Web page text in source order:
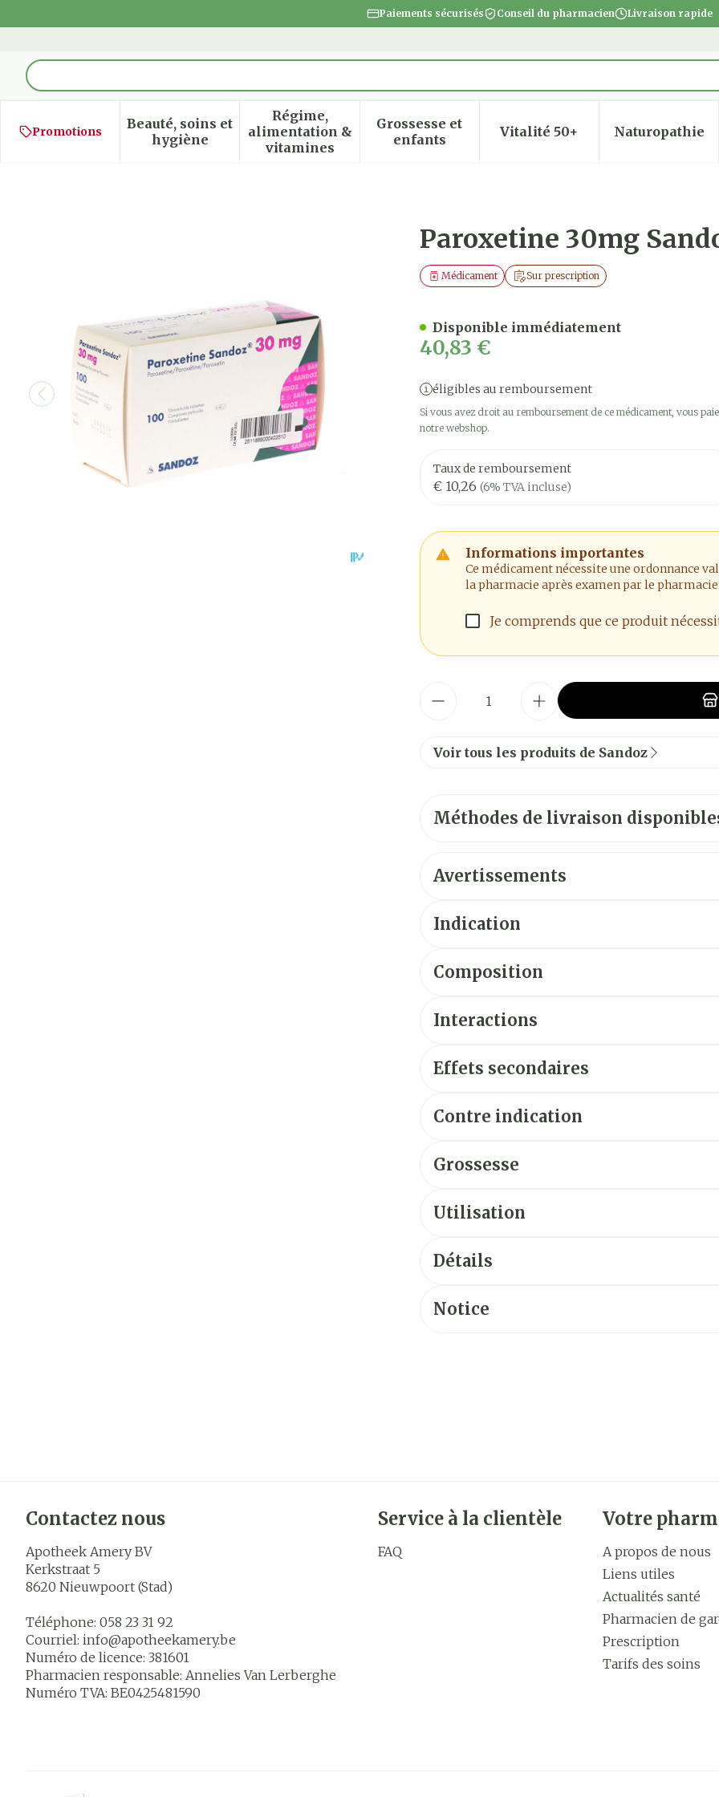
Paiements sécurisés Conseil du pharmacien Livraison rapide
Rechercher
Promotions
Beauté, soins et
hygièneAfficher le sous-menu pour la catégorie Beauté, soins et hygiène
Régime,
alimentation &
vitamines
Afficher le sous-menu pour la catégorie Régime,
Grossesse et
enfantsAfficher le sous-menu pour la catégorie
Vitalité 50+Afficher le sous-menu
Naturopathie
Afficher
Paroxetine 30mg Sandoz Comp 100 X 30mg
Paroxetine 30mg
Sur prescription
Médicament
40,83 €
éligibles au remboursement
Si vous avez droit au remboursement de ce médicament, vous
notre webshop.
Taux de remboursement
€ 10,26 (6% TVA incluse)
Informations importantes
Ce médicament nécessite une ordonnance
la pharmacie après examen par le
Je comprends que ce produit
Disponible immédiatement
Voir tous les produits de Sandoz
Méthodes de livraison
Avertissements
Indication
Composition
Interactions
Effets secondaires
Contre indication
Grossesse
Utilisation
Détails
Notice
Contactez nous
Apotheek Amery BV
Kerkstraat 5
8620 Nieuwpoort (Stad)
Téléphone: 058 23 31 92
Courriel: info@apotheekamery.be
Numéro de licence: 381601
Pharmacien responsable: Annelies Van Lerberghe
Numéro TVA: BE0425481590
Service à la clientèle
FAQ
Votre
A propos de nous
Liens utiles
Actualités santé
Pharmacien de
Prescription
Tarifs des soins